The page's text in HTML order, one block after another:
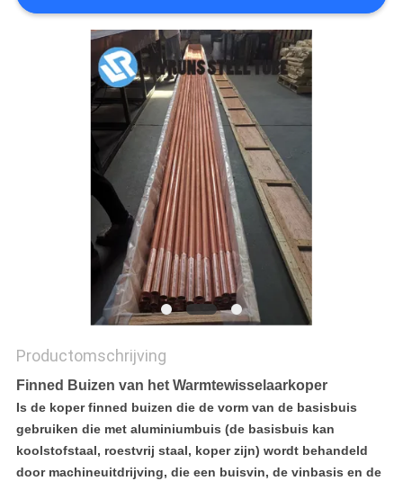
PRIVACYBELEID
Productomschrijving
Finned Buizen van het Warmtewisselaarkoper
Is de koper finned buizen die de vorm van de basisbuis
gebruiken die met aluminiumbuis (de basisbuis kan
koolstofstaal, roestvrij staal, koper zijn) wordt behandeld
door machineuitdrijving, die een buisvin, de vinbasis en de